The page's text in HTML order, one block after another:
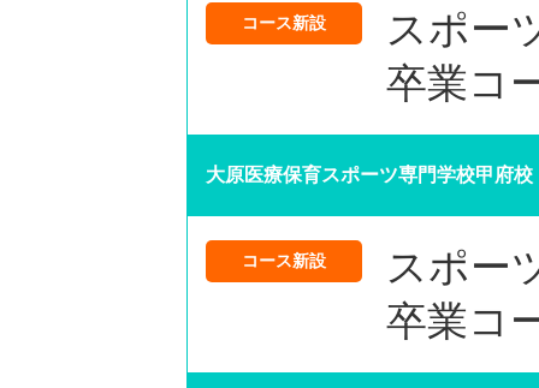
コース新設
スポー
卒業コ
大原医療保育スポーツ専門学校甲府校
コース新設
スポー
卒業コ